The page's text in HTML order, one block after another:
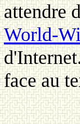
attendre
World-
face au